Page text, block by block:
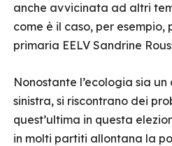
anche avvicinata ad altri
come è il caso, per
primaria EELV Sandrine
Nonostante l’ecologia sia
sinistra, si riscontrano dei
quest’ultima in questa
in molti partiti allontana la